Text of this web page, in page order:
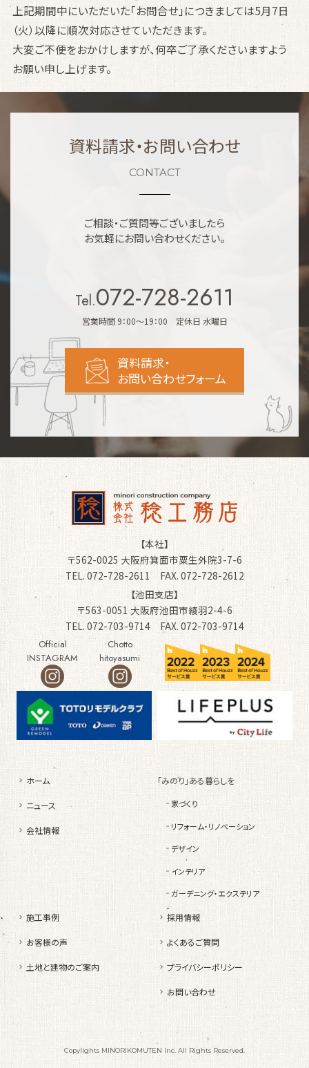
上記期間中にいただいた「お問合せ」につきましては5月7日
（火）以降に順次対応させていただきます。
大変ご不便をおかけしますが、何卒ご了承くださいますよう
お願い申し上げます。
資料請求・お問い合わせ
CONTACT
ご相談・ご質問等ございましたら
お気軽にお問い合わせください。
Tel.072-728-2611
営業時間 9：00～19：00 定休日 水曜日
資料請求・
お問い合わせフォーム
【本社】
〒562-0025 大阪府箕面市粟生外院3-7-6
TEL. 072-728-2611 FAX. 072-728-2612
【池田支店】
〒563-0051 大阪府池田市綾羽2-4-6
TEL. 072-703-9714 FAX. 072-703-9714
Official
INSTAGRAM
Chotto
hitoyasumi
ホーム
ニュース
会社情報
「みのり」ある暮らしを
家づくり
リフォーム・リノベーション
デザイン
インテリア
ガーデニング・エクステリア
施工事例
お客様の声
土地と建物のご案内
採用情報
よくあるご質問
プライバシーポリシー
お問い合わせ
Copylights MINORIKOMUTEN Inc. All Rights Reserved.